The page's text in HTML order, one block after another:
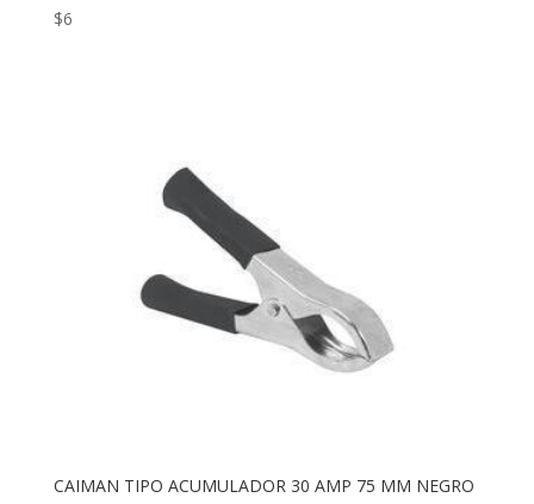
$6
CAIMAN TIPO ACUMULADOR 30 AMP 75 MM NEGRO